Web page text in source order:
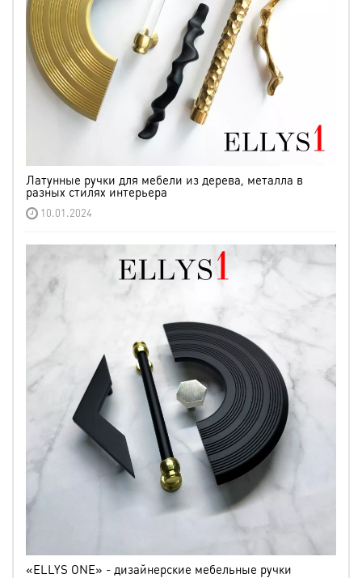
Латунные ручки для мебели из дерева, металла в
разных стилях интерьера
10.01.2024
«ELLYS ONE» - дизайнерские мебельные ручки